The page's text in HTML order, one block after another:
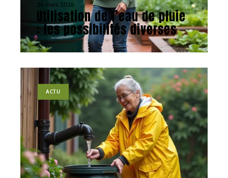
26 mars 2026
Utilisation de l’eau de pluie
: les possibilités diverses
ACTU